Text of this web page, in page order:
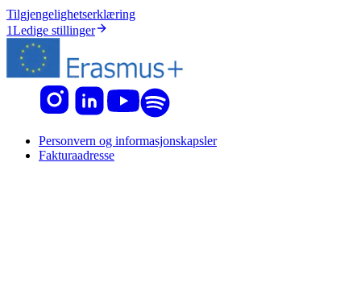
Tilgjengelighetserklæring
1Ledige stillinger
Personvern og informasjonskapsler
Fakturaadresse